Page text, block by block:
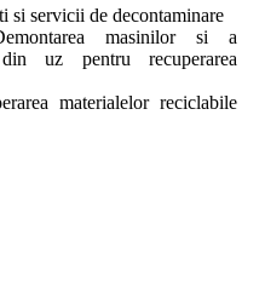
servicii de decontaminare
masinilor si a
din uz pentru recuperarea
materialelor reciclabile